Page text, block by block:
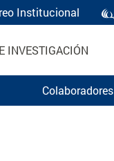
Institucional
INVESTIGACIÓN
Colaboradores